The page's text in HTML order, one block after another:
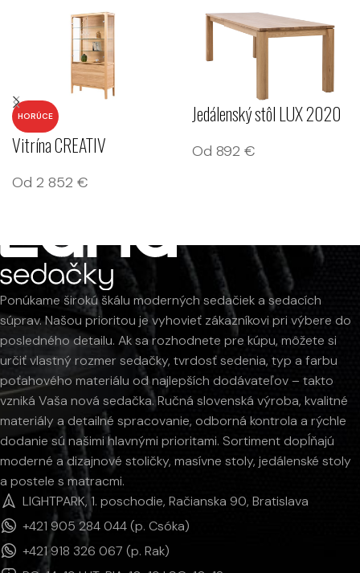
HORÚCE
Vitrína CREATIV
Od 2 852 €
Jedálenský stôl LUX 2020
Od 892 €
Ponúkame širokú škálu moderných sedačiek a sedacích
súprav. Našou prioritou je vyhovieť zákazníkovi pri výbere do
posledného detailu. Ak sa rozhodnete pre kúpu, môžete si
určiť vlastný rozmer sedačky, tvrdosť sedenia, typ a farbu
poťahového materiálu od najlepších dodávateľov – takto
vzniká Vaša nová sedačka. Ručná slovenská výroba, kvalitné
materiály a detailné spracovanie, odborná kontrola a rýchle
dodanie sú našimi hlavnými prioritami. Sortiment dopĺňajú
moderné a dizajnové stoličky, masívne stoly, jedálenské stoly
a postele s matracmi.
LIGHTPARK, 1. poschodie, Račianska 90, Bratislava
+421 905 284 044 (p. Csóka)
+421 918 326 067 (p. Rak)